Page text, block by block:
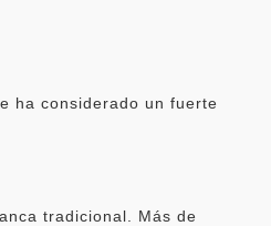
ha considerado un fuerte
tradicional. Más de